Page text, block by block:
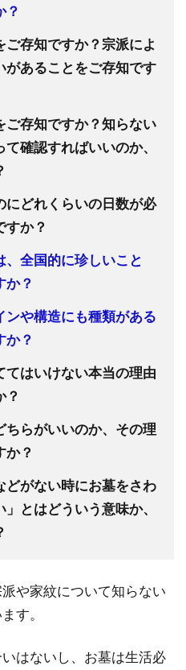
？
ご存知ですか？宗派によ
があることをご存知です
ご存知ですか？知らない
確認すればいいのか、
にどれくらいの日数が必
すか？
、全国的に珍しいこと
か？
ンや構造にも種類がある
か？
てはいけない本当の理由
？
ちらがいいのか、その理
か？
どがない時にお墓をさわ
とはどういう意味か、
や家紋について知らない
す。
はないし、お墓は生活必